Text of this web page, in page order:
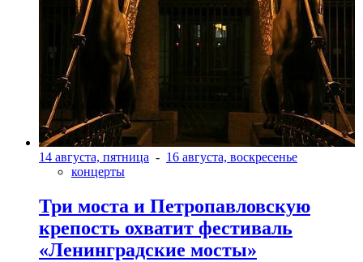
14 августа, пятница - 16 августа, воскресенье
концерты
Три моста и Петропавловскую
крепость охватит фестиваль
«Ленинградские мосты»